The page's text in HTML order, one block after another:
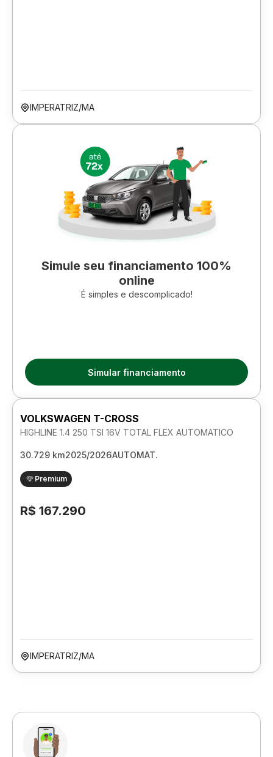
IMPERATRIZ/MA
Simule seu financiamento 100%
online
É simples e descomplicado!
Simular financiamento
VOLKSWAGEN T-CROSS
HIGHLINE 1.4 250 TSI 16V TOTAL FLEX AUTOMATICO
30.729 km2025/2026AUTOMAT.
Premium
R$ 167.290
IMPERATRIZ/MA